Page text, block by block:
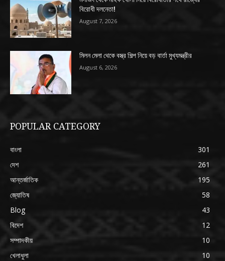
বিরোধী দলনেতা!
August 7, 2026
মিলন মেলা থেকে বস্ত্র শিল্প নিয়ে বড় বার্তা মুখ্যমন্ত্রীর
August 6, 2026
POPULAR CATEGORY
বাংলা
301
দেশ
261
আন্তর্জাতিক
195
জ্যোতিষ
58
Blog
43
বিদেশ
12
সম্পাদকীয়
10
খেলাধুলা
10